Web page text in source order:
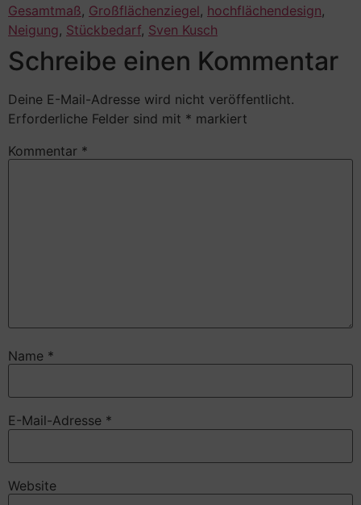
Gesamtmaß, Großflächenziegel, hochflächendesign,
Neigung, Stückbedarf, Sven Kusch
Schreibe einen Kommentar
Deine E-Mail-Adresse wird nicht veröffentlicht.
Erforderliche Felder sind mit * markiert
Kommentar *
Name *
E-Mail-Adresse *
Website